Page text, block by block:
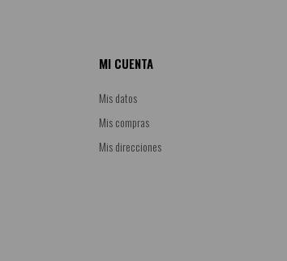
MI CUENTA
Mis datos
Mis compras
Mis direcciones